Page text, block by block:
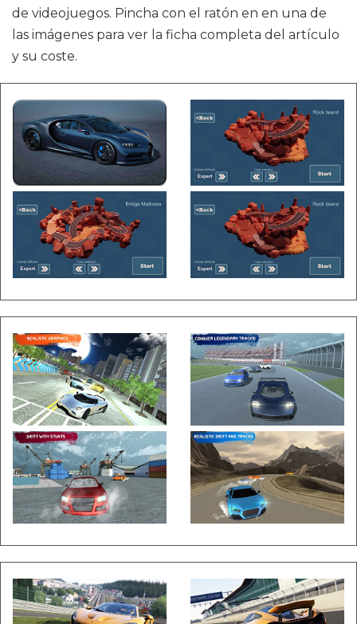
de videojuegos. Pincha con el ratón en en una de
las imágenes para ver la ficha completa del artículo
y su coste.